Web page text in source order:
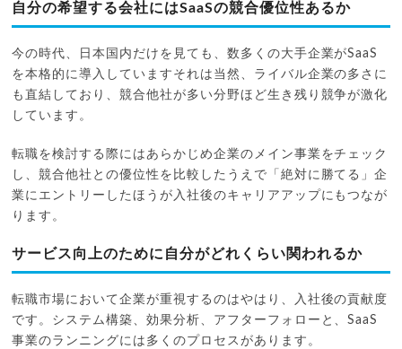
自分の希望する会社にはSaaSの競合優位性あるか
今の時代、日本国内だけを見ても、数多くの大手企業がSaaS
を本格的に導入していますそれは当然、ライバル企業の多さに
も直結しており、競合他社が多い分野ほど生き残り競争が激化
しています。
転職を検討する際にはあらかじめ企業のメイン事業をチェック
し、競合他社との優位性を比較したうえで「絶対に勝てる」企
業にエントリーしたほうが入社後のキャリアアップにもつなが
ります。
サービス向上のために自分がどれくらい関われるか
転職市場において企業が重視するのはやはり、入社後の貢献度
です。システム構築、効果分析、アフターフォローと、SaaS
事業のランニングには多くのプロセスがあります。